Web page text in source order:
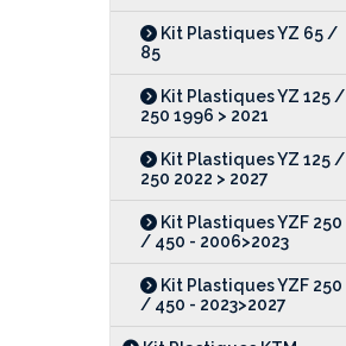
Kit Plastiques YZ 65 /
85
Kit Plastiques YZ 125 /
250 1996 > 2021
Kit Plastiques YZ 125 /
250 2022 > 2027
Kit Plastiques YZF 250
/ 450 - 2006>2023
Kit Plastiques YZF 250
/ 450 - 2023>2027